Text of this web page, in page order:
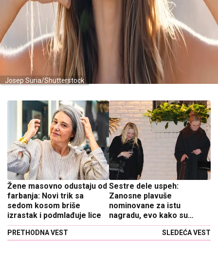
Josep Suria/Shutterstock
Žene masovno odustaju od
farbanja: Novi trik sa
sedom kosom briše
izrastak i podmlađuje lice
PRETHODNA VEST
Sestre dele uspeh:
Zanosne plavuše
nominovane za istu
nagradu, evo kako su
reagovale
SLEDEĆA VEST